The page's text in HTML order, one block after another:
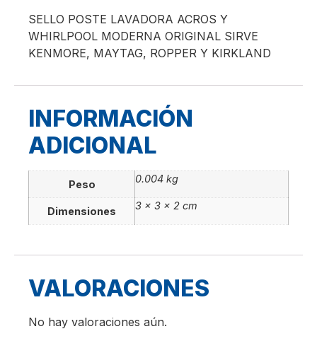
SELLO POSTE LAVADORA ACROS Y
WHIRLPOOL MODERNA ORIGINAL SIRVE
KENMORE, MAYTAG, ROPPER Y KIRKLAND
INFORMACIÓN
ADICIONAL
Peso 0.004 kg
Dimensiones 3 × 3 × 2 cm
VALORACIONES
No hay valoraciones aún.